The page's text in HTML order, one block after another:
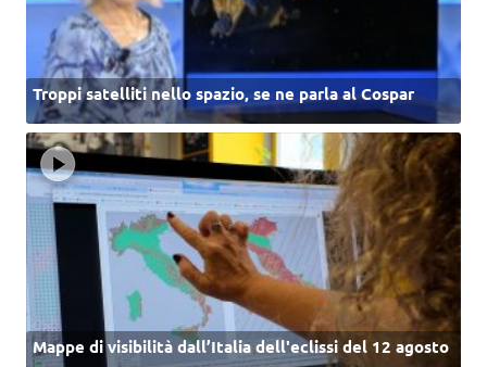
Troppi satelliti nello spazio, se ne parla al Cospar
Mappe di visibilità dall’Italia dell'eclissi del 12 agosto